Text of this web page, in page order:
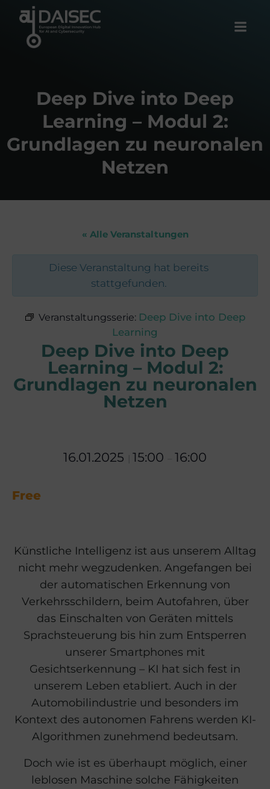
Deep Dive into Deep
Learning – Modul 2:
Grundlagen zu neuronalen
Netzen
« Alle Veranstaltungen
Diese Veranstaltung hat bereits
stattgefunden.
Veranstaltungsserie: Deep Dive into Deep
Learning
Deep Dive into Deep
Learning – Modul 2:
Grundlagen zu neuronalen
Netzen
16.01.2025 15:00 16:00
Free
Künstliche Intelligenz ist aus unserem Alltag
nicht mehr wegzudenken. Angefangen bei
der automatischen Erkennung von
Verkehrsschildern, beim Autofahren, über
das Einschalten von Geräten mittels
Sprachsteuerung bis hin zum Entsperren
unserer Smartphones mit
Gesichtserkennung – KI hat sich fest in
unserem Leben etabliert. Auch in der
Automobilindustrie und besonders im
Kontext des autonomen Fahrens werden KI-
Algorithmen zunehmend bedeutsam.
Doch wie ist es überhaupt möglich, einer
leblosen Maschine solche Fähigkeiten